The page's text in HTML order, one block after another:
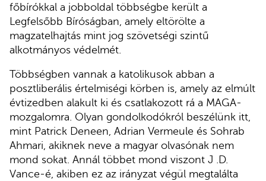
főbírókkal a jobboldal többségbe került a
Legfelsőbb Bíróságban, amely eltörölte a
magzatelhajtás mint jog szövetségi szintű
alkotmányos védelmét.
Többségben vannak a katolikusok abban a
posztliberális értelmiségi körben is, amely az elmúlt
évtizedben alakult ki és csatlakozott rá a MAGA-
mozgalomra. Olyan gondolkodókról beszélünk itt,
mint Patrick Deneen, Adrian Vermeule és Sohrab
Ahmari, akiknek neve a magyar olvasónak nem
mond sokat. Annál többet mond viszont J .D.
Vance-é, akiben ez az irányzat végül megtalálta